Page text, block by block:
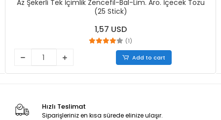
Az Şekerli Tek İçimlik Zencefil-Bal-Lim. Aro. İçecek Tozu
(25 Stick)
1,57 USD
(1)
Add to cart
Hızlı Teslimat
Siparişleriniz en kısa sürede elinize ulaşır.